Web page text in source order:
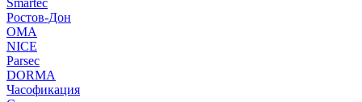
Smartec
Ростов-Дон
ОМА
NICE
Parsec
DORMA
Часофикация